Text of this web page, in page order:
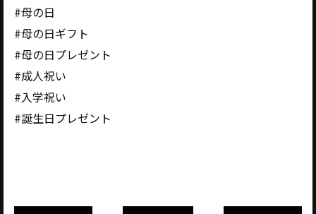
#母の日
#母の日ギフト
#母の日プレゼント
#成人祝い
#入学祝い
#誕生日プレゼント